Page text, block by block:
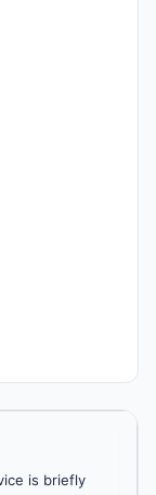
is briefly